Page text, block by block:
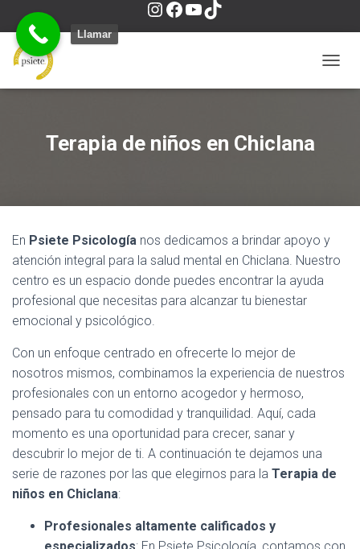
I
g
r
a
m
F
o
o
k
Y
b
e
T
k
A
E
I
Terapia de niños en Chiclana
En Psiete Psicología nos dedicamos a brindar apoyo y
atención integral para la salud mental en Chiclana. Nuestro
centro es un espacio donde puedes encontrar la ayuda
profesional que necesitas para alcanzar tu bienestar
emocional y psicológico.
Con un enfoque centrado en ofrecerte lo mejor de
nosotros mismos, combinamos la experiencia de nuestros
profesionales con un entorno acogedor y hermoso,
pensado para tu comodidad y tranquilidad. Aquí, cada
momento es una oportunidad para crecer, sanar y
descubrir lo mejor de ti. A continuación te dejamos una
serie de razones por las que elegirnos para la Terapia de
niños en Chiclana:
Profesionales altamente calificados y
Llamar